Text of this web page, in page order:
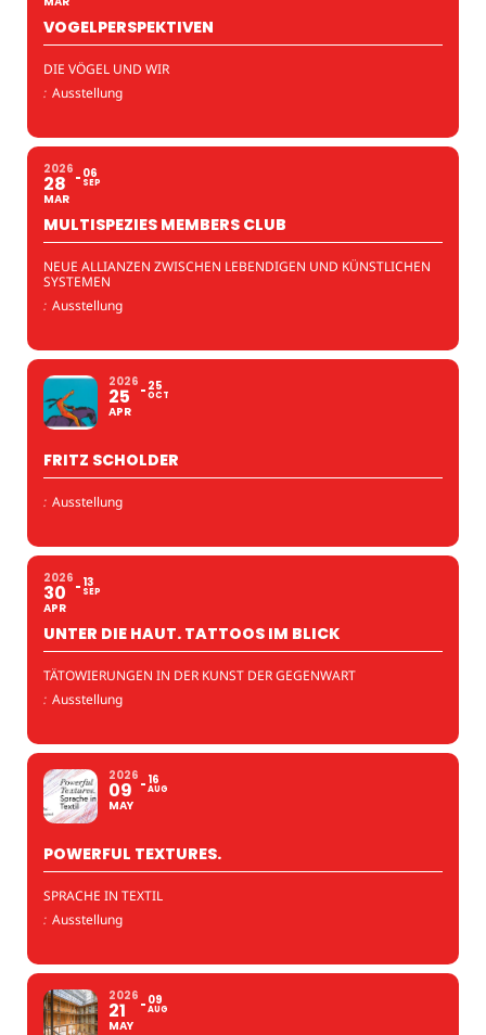
VOGELPERSPEKTIVEN
DIE VÖGEL UND WIR
: Ausstellung
2026
28
MAR
06
SEP
MULTISPEZIES MEMBERS CLUB
NEUE ALLIANZEN ZWISCHEN LEBENDIGEN UND KÜNSTLICHEN
SYSTEMEN
: Ausstellung
2026
25
APR
25
OCT
FRITZ SCHOLDER
: Ausstellung
2026
30
APR
13
SEP
UNTER DIE HAUT. TATTOOS IM BLICK
TÄTOWIERUNGEN IN DER KUNST DER GEGENWART
: Ausstellung
2026
09
MAY
16
AUG
POWERFUL TEXTURES.
SPRACHE IN TEXTIL
: Ausstellung
2026
21
MAY
09
AUG